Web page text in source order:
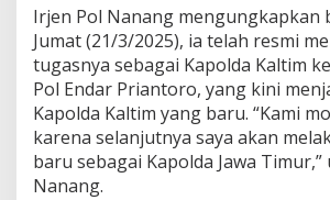
Irjen Pol Nanang mengungkapkan
Jumat (21/3/2025), ia telah resmi
tugasnya sebagai Kapolda Kaltim
Pol Endar Priantoro, yang kini
Kapolda Kaltim yang baru. “Kami
karena selanjutnya saya akan
baru sebagai Kapolda Jawa
Nanang.